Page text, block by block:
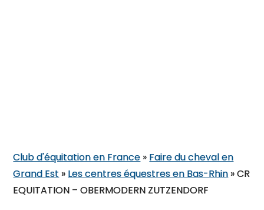
Club d'équitation en France » Faire du cheval en
Grand Est » Les centres équestres en Bas-Rhin »CR
EQUITATION – OBERMODERN ZUTZENDORF